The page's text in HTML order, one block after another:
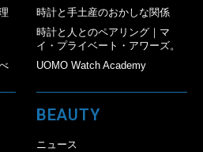
時計と手土産のおかしな関係
時計と人とのペアリング｜マ
イ・プライベート・アワーズ。
UOMO Watch Academy
BEAUTY
ニュース